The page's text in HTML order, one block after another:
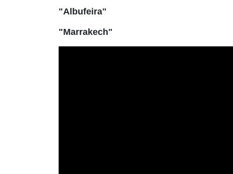
"Albufeira"
"Marrakech"